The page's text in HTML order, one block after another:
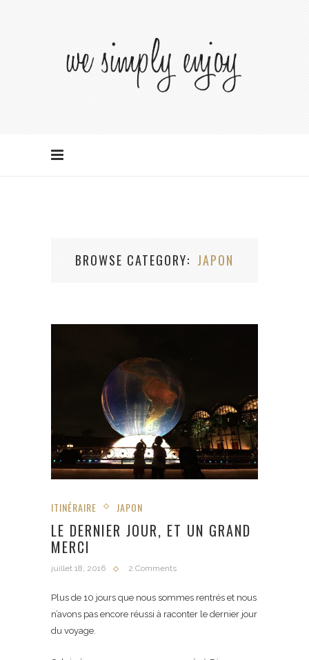
BROWSE CATEGORY JAPON
ITINÉRAIRE JAPON
LE DERNIER JOUR, ET UN GRAND
MERCI
juillet 18, 2016 2 Comments
Plus de 10 jours que nous sommes rentrés et nous
n’avons pas encore réussi à raconter le dernier jour
du voyage.